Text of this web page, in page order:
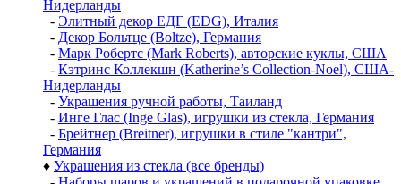
Нидерланды
- Элитный декор ЕДГ (EDG), Италия
- Декор Больтце (Boltze), Германия
- Марк Робертс (Mark Roberts), авторские куклы, США
- Кэтринс Коллекшн (Katherine’s Collection-Noel), США-
Нидерланды
- Украшения ручной работы, Таиланд
- Инге Глас (Inge Glas), игрушки из стекла, Германия
- Брейтнер (Breitner), игрушки в стиле "кантри",
Германия
♦ Украшения из стекла (все бренды)